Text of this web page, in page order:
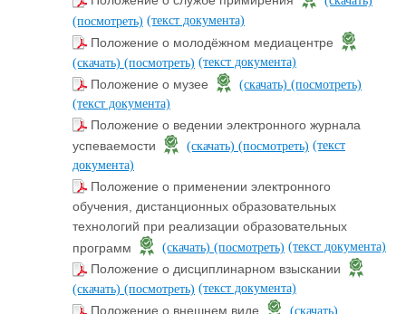
(посмотреть) (текст документа)
Положение о молодёжном медиацентре
(скачать) (посмотреть) (текст документа)
Положение о музее (скачать) (посмотреть)
(текст документа)
Положение о ведении электронного журнала
успеваемости
(скачать) (посмотреть) (текст
документа)
Положение о применении электронного
обучения, дистанционных образовательных
технологий при реализации образовательных
программ
(скачать) (посмотреть) (текст документа)
Положение о дисциплинарном взыскании
(скачать) (посмотреть) (текст документа)
Положение о внешнем виде
(скачать)